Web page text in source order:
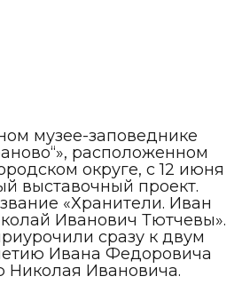
музее-заповеднике
расположенном
округе, с 12 июня
выставочный проект.
«Хранители. Иван
Иванович Тютчевы».
сразу к двум
Ивана Федоровича
Николая Ивановича.